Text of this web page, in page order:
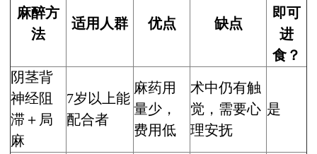
麻醉方
法
适用人群 优点 缺点
即可
进
食？
阴茎背
神经阻
滞＋局
麻
7岁以上能
配合者
麻药用
量少，
费用低
术中仍有触
觉，需要心
理安抚
是